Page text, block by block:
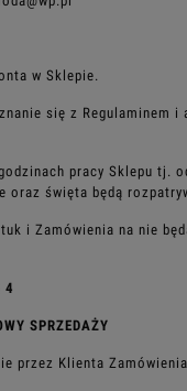
w Sklepie.
się z Regulaminem i
pracy Sklepu tj.
oraz święta będą
i Zamówienia na nie
4
SPRZEDAŻY
przez Klienta Zamówienia